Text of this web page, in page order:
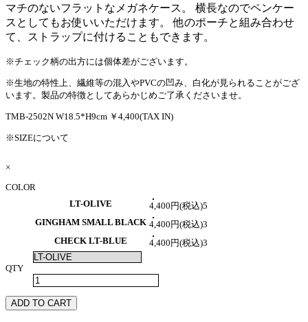
マチのないフラットなメガネケース。 横長なのでペンケー
スとしてもお使いいただけます。 他のポーチと組み合わせ
て、ストラップに付けることもできます。
※チェック柄の出方には個体差がございます。
※生地の特性上、繊維等の混入やPVCの凹み、白化が見られることがござ
います。製品の特徴としてあらかじめご了承くださいませ。
TMB-2502N W18.5*H9cm ￥4,400(TAX IN)
※SIZEについて
×
COLOR
LT-OLIVE
4,400円(税込)5
GINGHAM SMALL BLACK 4,400円(税込)3
CHECK LT-BLUE
4,400円(税込)3
QTY
ADD TO CART